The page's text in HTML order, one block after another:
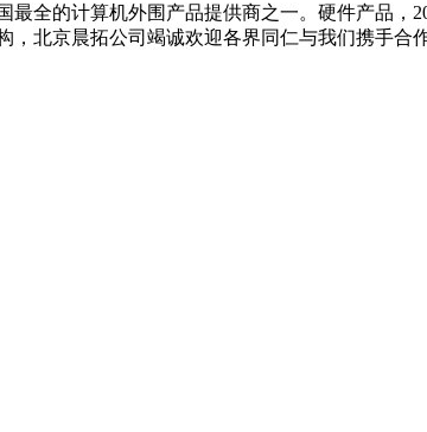
最全的计算机外围产品提供商之一。硬件产品
，北京晨拓公司竭诚欢迎各界同仁与我们携手合